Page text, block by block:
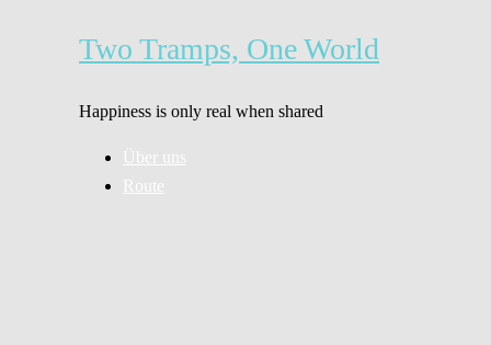
Two Tramps, One World
Happiness is only real when shared
Über uns
Route